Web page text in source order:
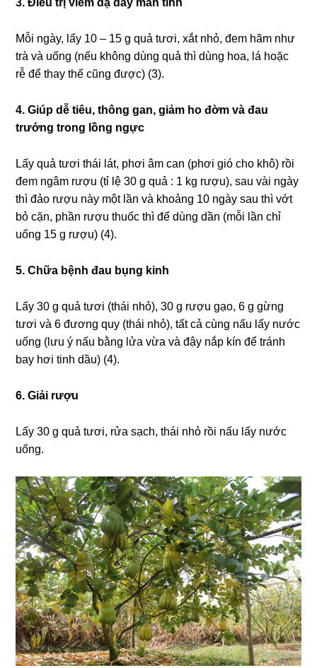
Mỗi ngày, lấy 10 – 15 g quả tươi, xắt nhỏ, đem hãm như
trà và uống (nếu không dùng quả thì dùng hoa, lá hoặc
rễ để thay thế cũng được) (3).
4. Giúp dễ tiêu, thông gan, giảm ho đờm và đau
trướng trong lồng ngực
Lấy quả tươi thái lát, phơi âm can (phơi gió cho khô) rồi
đem ngâm rượu (tỉ lệ 30 g quả : 1 kg rượu), sau vài ngày
thì đảo rượu này một lần và khoảng 10 ngày sau thì vớt
bỏ cặn, phần rượu thuốc thì để dùng dần (mỗi lần chỉ
uống 15 g rượu) (4).
5. Chữa bệnh đau bụng kinh
Lấy 30 g quả tươi (thái nhỏ), 30 g rượu gạo, 6 g gừng
tươi và 6 đương quy (thái nhỏ), tất cả cùng nấu lấy nước
uống (lưu ý nấu bằng lửa vừa và đậy nắp kín để tránh
bay hơi tinh dầu) (4).
6. Giải rượu
Lấy 30 g quả tươi, rửa sạch, thái nhỏ rồi nấu lấy nước
uống.